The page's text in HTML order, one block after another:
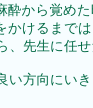
酔から覚め
かけるまで
、先生に任
い方向にい